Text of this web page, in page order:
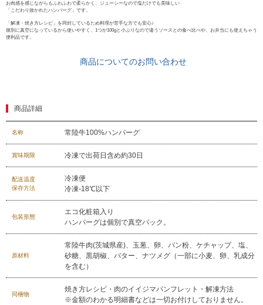
よくある質問
食べ方レシピ
牛肉部位一覧
シャルキュトリー
商品券
ギフトカテゴリー一覧
お肉感を感じながらもふわふわで柔らかく、ジューシーなので塩だけでも美味しい
「こだわり抜かれたハンバーグ」です。
「解凍・焼き方レシピ」を同封しているため料理が苦手な方でも安心♪
個別に真空になっているから使いやすく、1つが100gと小ぶりなので違うソースとの食べ比べや、お弁当にも使えちゃう
便利品です。
商品についてのお問い合わせ
商品詳細
名称 常陸牛100%ハンバーグ
賞味期限 冷凍で出荷日含め約30日
配送温度
保存方法
冷凍便
冷凍-18℃以下
包装形態
エコ化粧箱入り
ハンバーグは個別で真空パック。
原材料
常陸牛肉(茨城県産)、玉葱、卵、パン粉、ケチャップ、塩、
砂糖、黒胡椒、バター、ナツメグ（一部に小麦、卵、乳成分
を含む）
同梱物
焼き方レシピ・肉のイイジマパンフレット・解凍方法
※金額のわかる明細書などは一切お付けしておりません。